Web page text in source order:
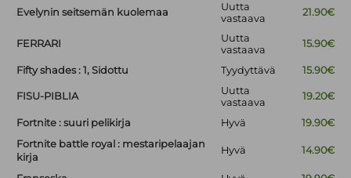
Evelynin seitsemän kuolemaa
Uutta
vastaava
21.90€
FERRARI
Uutta
vastaava
15.90€
Fifty shades : 1, Sidottu Tyydyttävä 15.90€
FISU-PIBLIA
Uutta
vastaava
19.20€
Fortnite : suuri pelikirja Hyvä
19.90€
Fortnite battle royal : mestaripelaajan
kirja
Hyvä 14.90€